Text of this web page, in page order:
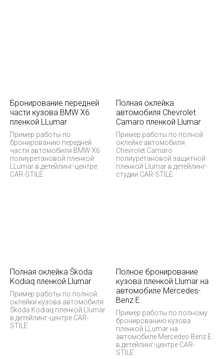
Бронирование передней
части кузова BMW X6
пленкой LLumar
Пример работы по
бронированию передней
части автомобиля BMW X6
полиуретановой пленкой
LLumar в детейлинг-центре
CAR-STILE
Полная оклейка
автомобиля Chevrolet
Camaro пленкой Llumar
Пример работы по полной
оклейке автомобиля
Chevrolet Camaro
полиуретановой защитной
пленкой Llumar в детейлинг-
студии CAR-STILE
Полная оклейка Škoda
Kodiaq пленкой Llumar
Пример работы по полной
оклейки кузова автомобиля
Škoda Kodiaq пленкой Llumar
в детейлинг-центре CAR-
STILE
Полное бронирование
кузова пленкой Llumar на
автомобиле Mercedes-
Benz E
Пример работы по полному
бронированию кузова
пленкой LLumar на
автомобиле Mercedes-Benz E
в детейлинг-центре CAR-
STILE